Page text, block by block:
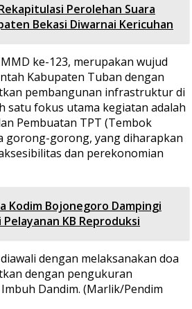
Perolehan Suara
Bekasi Diwarnai Kericuhan
ke-123, merupakan wujud
Kabupaten Tuban dengan
pembangunan infrastruktur di
satu fokus utama kegiatan adalah
Pembuatan TPT (Tembok
gorong-gorong, yang diharapkan
dan perekonomian
Kodim Bojonegoro Dampingi
KB Reproduksi
dengan melaksanakan doa
dengan pengukuran
Dandim. (Marlik/Pendim